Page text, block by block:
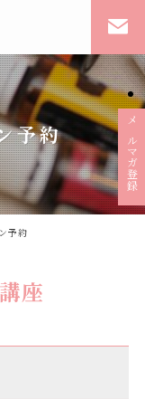
メルマガ登録
予約
予約
座